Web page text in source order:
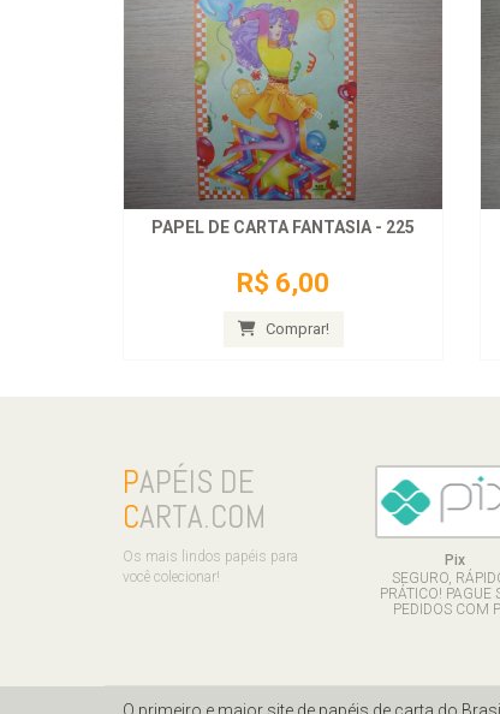
PAPEL DE CARTA FANTASIA - 225
R$ 6,00
Comprar!
PAPÉIS DE
CARTA.COM
Os mais lindos papéis para
você colecionar!
Pix
SEGURO,
PRÁTICO! PAGUE
PEDIDOS COM